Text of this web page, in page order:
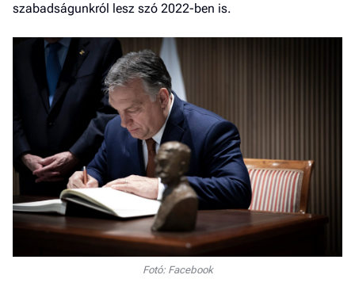
szabadságunkról lesz szó 2022-ben is.
Fotó: Facebook